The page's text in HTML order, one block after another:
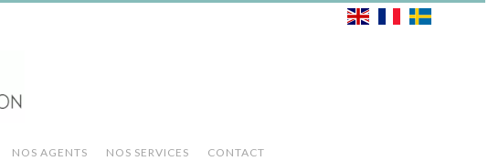
NOS AGENTS NOS SERVICES CONTACT